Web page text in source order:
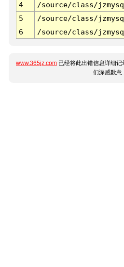
4
/source/class/
5
/source/class/
6
/source/class/
www.365jz.com 已经将此出错信息详细
们深感歉意.